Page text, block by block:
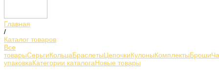
Главная
/
Каталог товаров
Все
товарыСерьгиКольцаБраслетыЦепочкиКулоныКомплектыБроши
упаковкаКатегории каталогаНовые товары